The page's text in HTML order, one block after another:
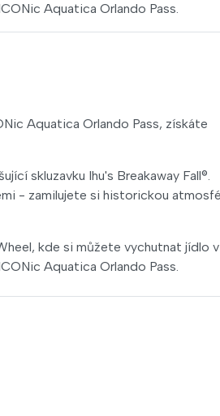
Aquatica Orlando Pass.
Aquatica Orlando Pass, získáte
skluzavku Ihu's Breakaway Fall®.
- zamilujete si historickou
kde si můžete vychutnat jídlo v
Aquatica Orlando Pass.